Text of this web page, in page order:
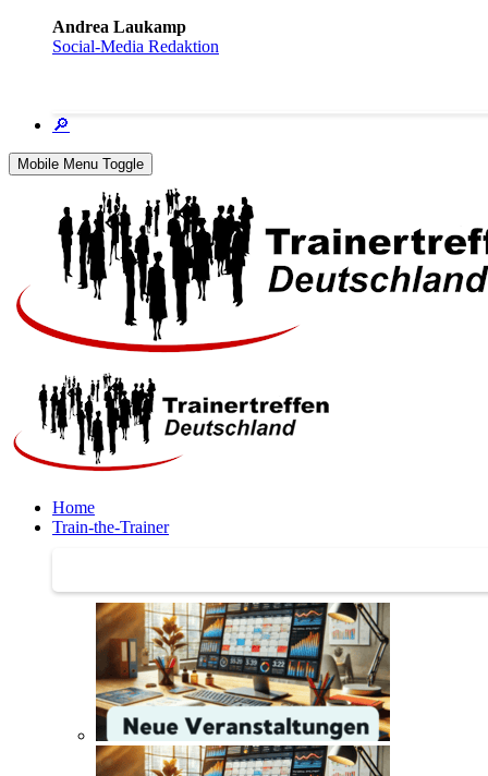
Andrea Laukamp
Social-Media Redaktion
🔎
Mobile Menu Toggle
Home
Train-the-Trainer